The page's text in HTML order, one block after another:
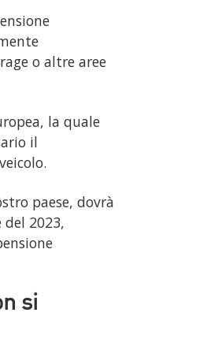
o altre aree
la quale
il
paese, dovrà
2023,
si